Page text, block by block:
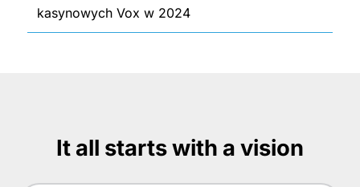
kasynowych Vox w 2024
It all starts with a vision